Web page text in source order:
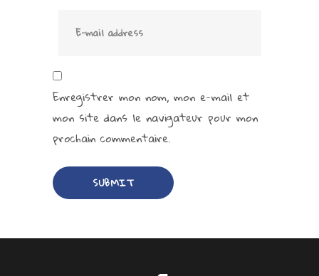
Enregistrer mon nom, mon e-mail et
mon site dans le navigateur pour mon
prochain commentaire.